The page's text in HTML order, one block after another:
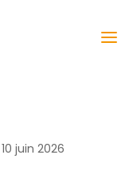
juin 2026